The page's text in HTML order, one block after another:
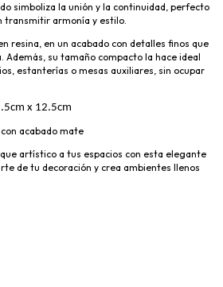
simboliza la unión y la continuidad, perfecto
transmitir armonía y estilo.
resina, en un acabado con detalles finos que
su tamaño compacto la hace ideal
estanterías o mesas auxiliares, sin ocupar
x 12.5cm
acabado mate
artístico a tus espacios con esta elegante
de tu decoración y crea ambientes llenos